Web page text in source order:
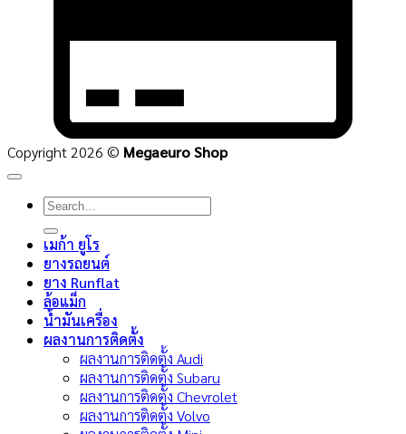
Copyright 2026 © Megaeuro Shop
Search
เมก้า ยูโร
ยางรถยนต์
ยาง Runflat
ล้อแม็ก
น้ำมันเครื่อง
ผลงานการติดตั้ง
ผลงานการติดตั้ง Audi
ผลงานการติดตั้ง Subaru
ผลงานการติดตั้ง Chevrolet
ผลงานการติดตั้ง Volvo